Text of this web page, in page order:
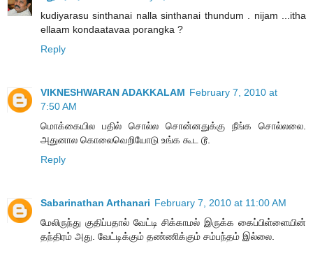
kudiyarasu sinthanai nalla sinthanai thundum . nijam ...itha
ellaam kondaatavaa porangka ?
Reply
VIKNESHWARAN ADAKKALAM February 7, 2010 at
7:50 AM
மொக்கையில பதில் சொல்ல சொன்னதுக்கு நீங்க சொல்லலை.
அதுனால கொலைவெறியோடு உங்க கூட டூ.
Reply
Sabarinathan Arthanari February 7, 2010 at 11:00 AM
மேலிருந்து குதிப்பதால் வேட்டி சிக்காமல் இருக்க கைப்பிள்ளையின்
தந்திரம் அது. வேட்டிக்கும் தண்ணிக்கும் சம்பந்தம் இல்லை.